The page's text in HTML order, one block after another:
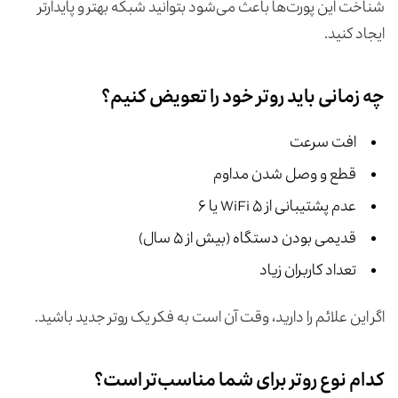
شناخت این پورت‌ها باعث می‌شود بتوانید شبکه بهتر و پایدارتر
ایجاد کنید.
چه زمانی باید روتر خود را تعویض کنیم؟
افت سرعت
قطع و وصل شدن مداوم
عدم پشتیبانی از WiFi ۵ یا ۶
قدیمی بودن دستگاه (بیش از ۵ سال)
تعداد کاربران زیاد
اگر این علائم را دارید، وقت آن است به فکر یک روتر جدید باشید.
کدام نوع روتر برای شما مناسب‌تر است؟